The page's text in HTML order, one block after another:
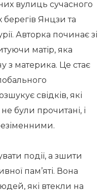
вулиць сучасного
Янцзи та
Авторка починає зі
матір, яка
з материка. Це стає
свідків, які
були прочитані, і
події, а зшити
пам’яті. Вона
які втекли на